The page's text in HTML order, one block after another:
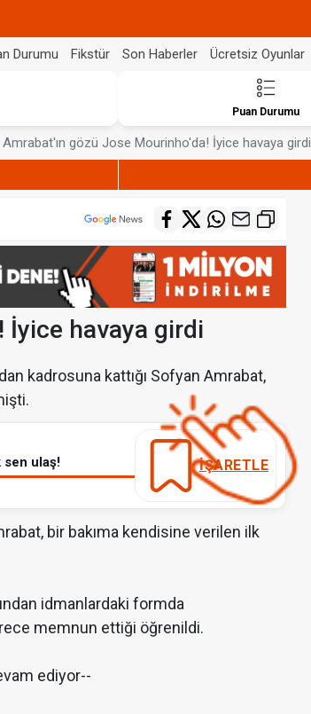
Durumu Fikstür Son Haberler Ücretsiz Oyunlar
Puan Durumu
Amrabat'ın gözü Jose Mourinho'da! İyice havaya girdi
İyice havaya girdi
kadrosuna kattığı Sofyan Amrabat,
sen ulaş! İŞARETLE
bir bakıma kendisine verilen ilk
idmanlardaki formda
memnun ettiği öğrenildi.
ediyor--